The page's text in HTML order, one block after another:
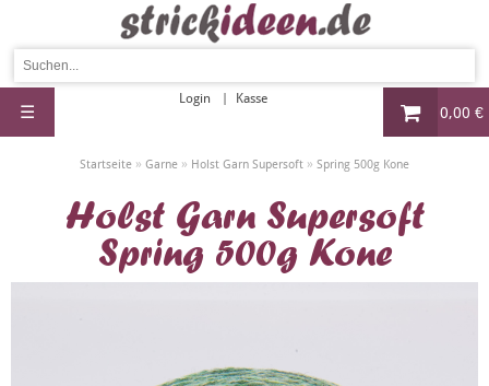
0,00 €
Login Kasse
☰
Startseite » Garne » Holst Garn Supersoft » Spring 500g Kone
Holst Garn Supersoft
Spring 500g Kone